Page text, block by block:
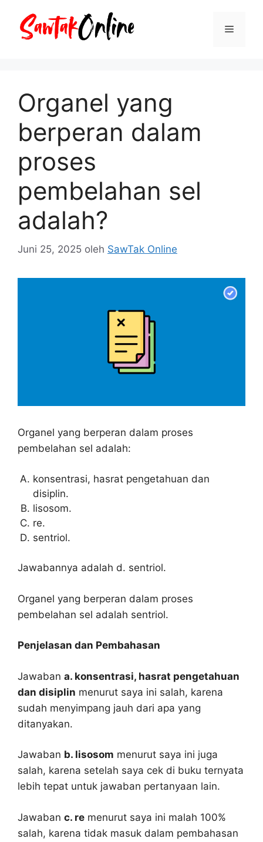
Menu
Organel yang
berperan dalam
proses
pembelahan sel
adalah?
Juni 25, 2025 oleh SawTak Online
Organel yang berperan dalam proses
pembelahan sel adalah:
konsentrasi, hasrat pengetahuan dan
disiplin.
lisosom.
re.
sentriol.
Jawabannya adalah d. sentriol.
Organel yang berperan dalam proses
pembelahan sel adalah sentriol.
Penjelasan dan Pembahasan
Jawaban a. konsentrasi, hasrat pengetahuan
dan disiplin menurut saya ini salah, karena
sudah menyimpang jauh dari apa yang
ditanyakan.
Jawaban b. lisosom menurut saya ini juga
salah, karena setelah saya cek di buku ternyata
lebih tepat untuk jawaban pertanyaan lain.
Jawaban c. re menurut saya ini malah 100%
salah, karena tidak masuk dalam pembahasan